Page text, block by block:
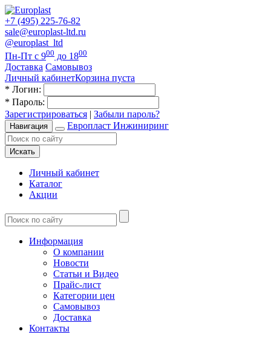
+7 (495) 225-76-82
sale@europlast-ltd.ru
@europlast_ltd
Пн-Пт с 900 до 1800
Доставка Самовывоз
Личный кабинетКорзина пуста
* Логин:
* Пароль:
Зарегистрироваться | Забыли пароль?
Навигация Европласт Инжиниринг
Искать
Личный кабинет
Каталог
Акции
Информация
О компании
Новости
Статьи и Видео
Прайс-лист
Категории цен
Самовывоз
Доставка
Контакты